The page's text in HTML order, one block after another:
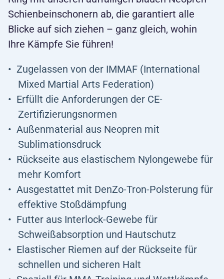
Schienbeinschonern ab, die garantiert alle
Blicke auf sich ziehen – ganz gleich, wohin
Ihre Kämpfe Sie führen!
Zugelassen von der IMMAF (International
Mixed Martial Arts Federation)
Erfüllt die Anforderungen der CE-
Zertifizierungsnormen
Außenmaterial aus Neopren mit
Sublimationsdruck
Rückseite aus elastischem Nylongewebe für
mehr Komfort
Ausgestattet mit DenZo-Tron-Polsterung für
effektive Stoßdämpfung
Futter aus Interlock-Gewebe für
Schweißabsorption und Hautschutz
Elastischer Riemen auf der Rückseite für
schnellen und sicheren Halt